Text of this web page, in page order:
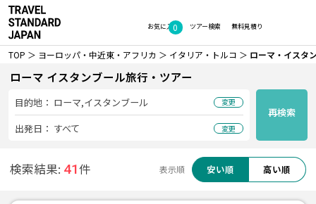
お気に入り
0 無料見積り
ツアー検索
TOP ヨーロッパ・中近東・アフリカ イタリア・トルコ ローマ・イスタ
ローマ イスタンブール旅行・ツアー
再検索
目的地： ローマ,イスタンブール 変更
出発日： すべて 変更
検索結果: 41件 表示順 安い順 高い順